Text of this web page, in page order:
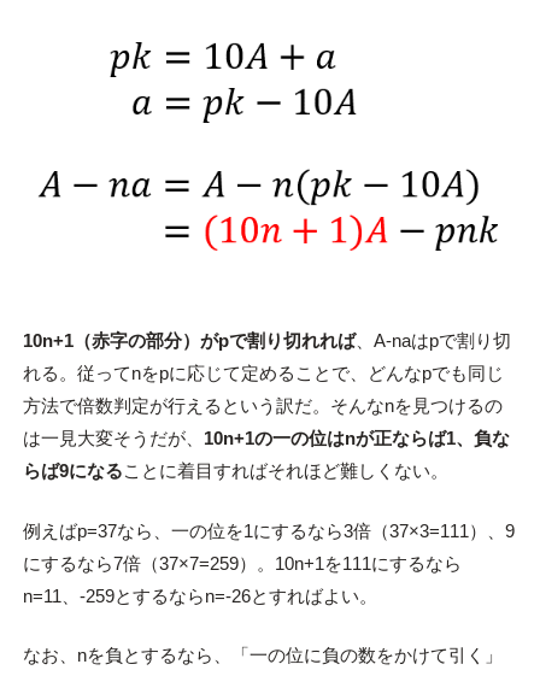
10n+1（赤字の部分）がpで割り切れれば、A-naはpで割り切
れる。従ってnをpに応じて定めることで、どんなpでも同じ
方法で倍数判定が行えるという訳だ。そんなnを見つけるの
は一見大変そうだが、 10n+1の一の位はnが正ならば1、負な
らば9になることに着目すればそれほど難しくない。
例えばp=37なら、一の位を1にするなら3倍（37×3=111）、9
にするなら7倍（37×7=259）。10n+1を111にするなら
n=11、-259とするならn=-26とすればよい。
なお、nを負とするなら、「一の位に負の数をかけて引く」